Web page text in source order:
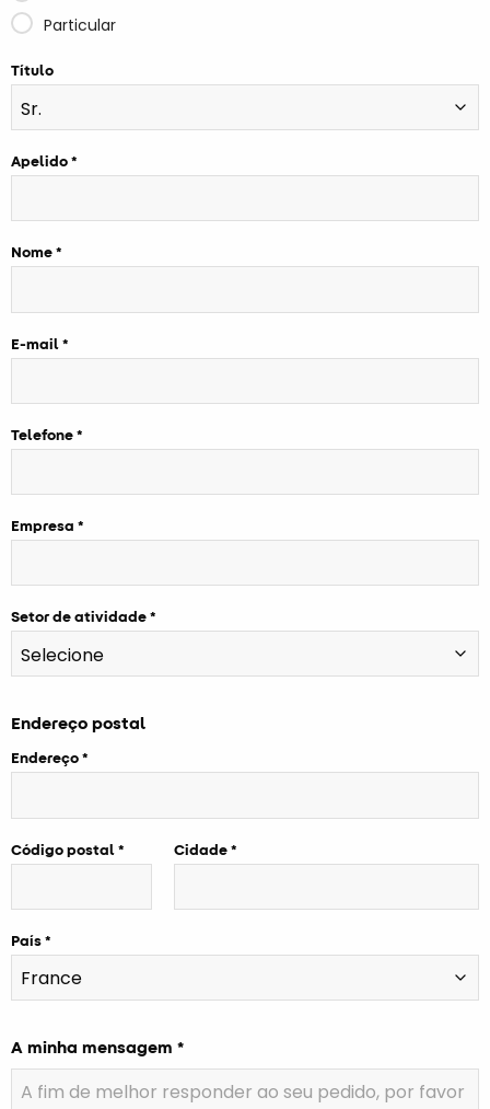
Particular
Título
Apelido
Nome
E-mail
Telefone
Empresa
Setor de atividade
Endereço postal
Endereço
Código postal Cidade
País
A minha mensagem *